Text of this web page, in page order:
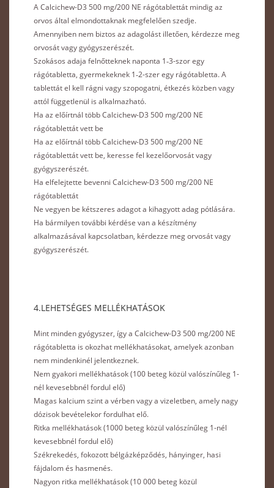
A Calcichew-D3 500 mg/200 NE rágótablettát mindig az
orvos által elmondottaknak megfelelően szedje.
Amennyiben nem biztos az adagolást illetően, kérdezze meg
orvosát vagy gyógyszerészét.
Szokásos adaja felnőtteknek naponta 1‑3-szor egy
rágótabletta, gyermekeknek 1‑2-szer egy rágótabletta. A
tablettát el kell rágni vagy szopogatni, étkezés közben vagy
attól függetlenül is alkalmazható.
Ha az előírtnál több Calcichew-D3 500 mg/200 NE
rágótablettát vett be
Ha az előírtnál több Calcichew-D3 500 mg/200 NE
rágótablettát vett be, keresse fel kezelőorvosát vagy
gyógyszerészét.
Ha elfelejtette bevenni Calcichew-D3 500 mg/200 NE
rágótablettát
Ne vegyen be kétszeres adagot a kihagyott adag pótlására.
Ha bármilyen további kérdése van a készítmény
alkalmazásával kapcsolatban, kérdezze meg orvosát vagy
gyógyszerészét.
4.LEHETSÉGES MELLÉKHATÁSOK
Mint minden gyógyszer, így a Calcichew-D3 500 mg/200 NE
rágótabletta is okozhat mellékhatásokat, amelyek azonban
nem mindenkinél jelentkeznek.
Nem gyakori mellékhatások (100 beteg közül valószínűleg 1-
nél kevesebbnél fordul elő)
Magas kalcium szint a vérben vagy a vizeletben, amely nagy
dózisok bevételekor fordulhat elő.
Ritka mellékhatások (1000 beteg közül valószínűleg 1-nél
kevesebbnél fordul elő)
Székrekedés, fokozott bélgázképződés, hányinger, hasi
fájdalom és hasmenés.
Nagyon ritka mellékhatások (10 000 beteg közül